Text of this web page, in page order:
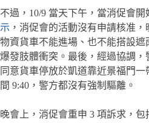
不過，10/9 當天下午，當消促會開
示 ，消促會的活動沒有申請核准
物資貨車不能進場、也不能搭設
爆發肢體衝突。最後，經過協調
同意貨車停放於凱道靠近景福門
間 9:40，警方都沒有強制驅離。
晚會上，消促會重申 3 項訴求，包